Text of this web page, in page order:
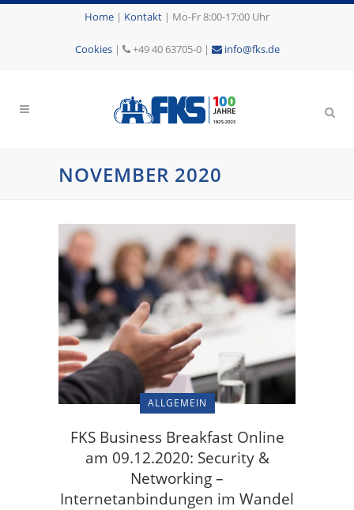
Home | Kontakt | Mo-Fr 8:00-17:00 Uhr
Cookies| +49 40 63705-0 | info@fks.de
NOVEMBER 2020
ALLGEMEIN
FKS Business Breakfast Online
am 09.12.2020: Security &
Networking –
Internetanbindungen im Wandel